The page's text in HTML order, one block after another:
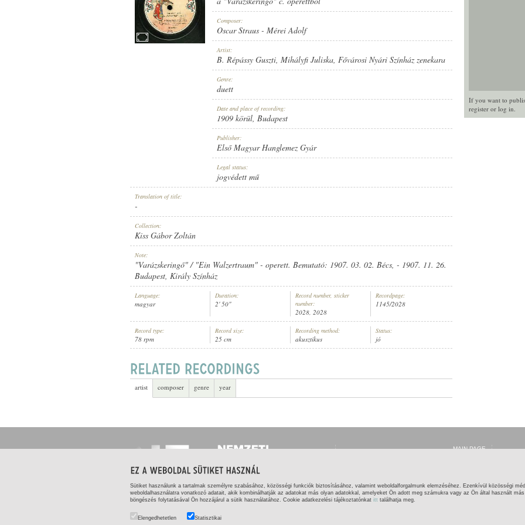
If you want to
register or log in.
ARTIST: B. RÉPÁSSY GUSZTI ,MIHÁLYFI JULISKA FŐVÁROSI NYÁRI SZÍNHÁZ ZENEKARA
ELSŐ MAGYAR HANGLEMEZ GYÁR
RECORD NUMBER: 2028
Composer:
Oscar Straus - Mérei Adolf
Artist:
B. Répássy Guszti, Mihályfi Juliska, Fővárosi Nyári Színház zenekara
Genre:
duett
Date and place of recording:
1909 körül, Budapest
Publisher:
Első Magyar Hanglemez Gyár
Legal status:
jogvédett mű
Translation of title:
-
Collection:
Kiss Gábor Zoltán
Note:
"Varázskeringő" / "Ein Walzertraum" - operett. Bemutató: 1907. 03. 02. Bécs, - 1907. 11. 26.
Budapest, Király Színház
Language:
magyar
Duration:
2' 50"
Record number, sticker
number:
2028, 2028
Recordpage:
1145/2028
Record type:
78 rpm
Record size:
25 cm
Recording method:
akusztikus
Status:
jó
artist composer genre year
Sütiket használunk a tartalmak személyre szabásához, közösségi funkciók biztosításához, valamint weboldalforgalmunk elemzéséhez. Ezenkívül közösségi
weboldalhasználatra vonatkozó adatait, akik kombinálhatják az adatokat más olyan adatokkal, amelyeket Ön adott meg számukra vagy az Ön által használt
böngészés folytatásával Ön hozzájárul a sütik használatához. Cookie adatkezelési tájékoztatónkat itt találhatja meg.
Elengedhetetlen Statisztikai
MAIN PAGE
CONTACT